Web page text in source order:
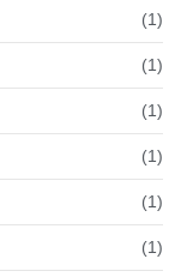
(1)
(1)
(1)
(1)
(1)
(1)